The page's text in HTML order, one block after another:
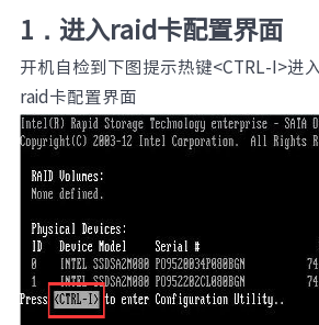
合作伙伴
联合创新平台
关于我们
计算产业洞察
元脑品牌升级公告
1．进入raid卡配置界面
开机自检到下图提示热键<CTRL-I>进
raid卡配置界面